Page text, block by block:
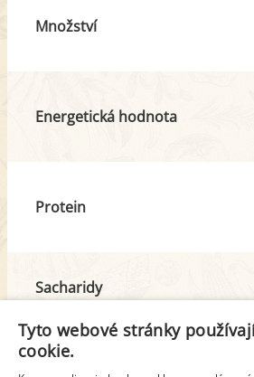
Množství
Energetická hodnota
Protein
Sacharidy
z toho cukr
Tyto webové stránky
cookie.